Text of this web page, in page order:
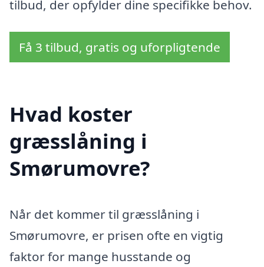
tilbud, der opfylder dine specifikke behov.
Få 3 tilbud, gratis og uforpligtende
Hvad koster
græsslåning i
Smørumovre?
Når det kommer til græsslåning i
Smørumovre, er prisen ofte en vigtig
faktor for mange husstande og